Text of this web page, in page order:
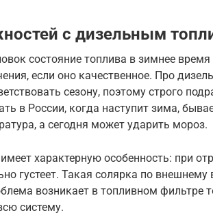
с дизельным
состояние топлива в зимнее время
если оно качественное. Про
сезону, поэтому строго
в России, когда наступит зима,
а сегодня может ударить мороз.
характерную особенность: при
густеет. Такая солярка по
возникает в топливном фильтре
систему.